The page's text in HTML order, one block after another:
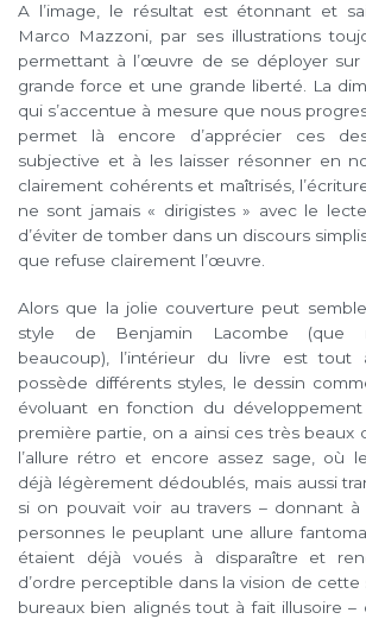
A l’image, le résultat est étonnant et
Marco Mazzoni, par ses illustrations
permettant à l’œuvre de se déployer
grande force et une grande liberté. La
qui s’accentue à mesure que nous
permet là encore d’apprécier ces
subjective et à les laisser résonner en
clairement cohérents et maîtrisés,
ne sont jamais « dirigistes » avec le
d’éviter de tomber dans un discours
que refuse clairement l’œuvre.
Alors que la jolie couverture peut
style de Benjamin Lacombe (que
beaucoup), l’intérieur du livre est
possède différents styles, le dessin
évoluant en fonction du
première partie, on a ainsi ces très beaux
l’allure rétro et encore assez sage, où
déjà légèrement dédoublés, mais aussi
si on pouvait voir au travers – donnant
personnes le peuplant une allure
étaient déjà voués à disparaître et
d’ordre perceptible dans la vision de cette
bureaux bien alignés tout à fait illusoire